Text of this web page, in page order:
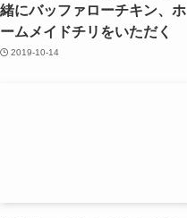
緒にバッファローチキン、ホ
ームメイドチリをいただく
2019-10-14